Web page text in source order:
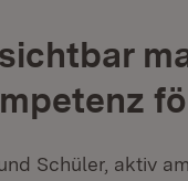
Schüler, aktiv